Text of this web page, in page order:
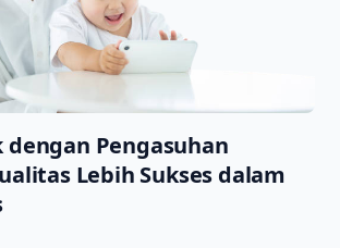
dengan Pengasuhan
Lebih Sukses dalam